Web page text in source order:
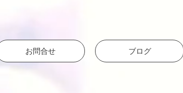
お問合せ ブログ